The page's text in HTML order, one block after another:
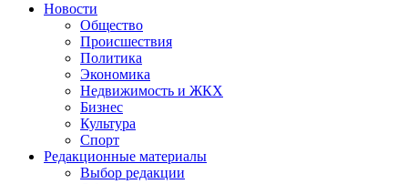
Новости
Общество
Происшествия
Политика
Экономика
Недвижимость и ЖКХ
Бизнес
Культура
Спорт
Редакционные материалы
Выбор редакции